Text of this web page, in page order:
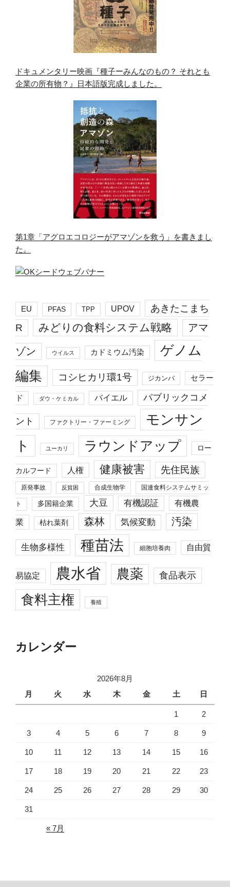
ドキュメンタリー映画『種子ーみんなのもの？ それとも
企業の所有物？』日本語版完成しました。
第1章「アグロエコロジーがアマゾンを救う」を書きまし
た。
EU PFAS TPP UPOV
あきたこまち
R
みどりの食料システム戦略 アマ
ゾン ウイルス カドミウム汚染
ゲノム
編集
コシヒカリ環1号 ジカンバ セラー
ド ダウ・ケミカル バイエル パブリックコメ
ント ファクトリー・ファーミング
モンサン
ト
ユーカリ ラウンドアップ ロー
カルフード 人権 健康被害 先住民族
原発事故 反貧困 合成生物学 国連食料システムサミッ
ト 多国籍企業 大豆 有機認証 有機農
業 枯れ葉剤 森林 気候変動 汚染
生物多様性 種苗法 細胞培養肉 自由貿
易協定 農水省 農薬 食品表示
食料主権 養殖
カレンダー
2026年8月
月
火 水 木 金 土 日
1 2
3 4 5 6 7 8 9
10 11 12 13 14 15 16
17 18 19 20 21 22 23
24 25 26 27 28 29 30
31
« 7月